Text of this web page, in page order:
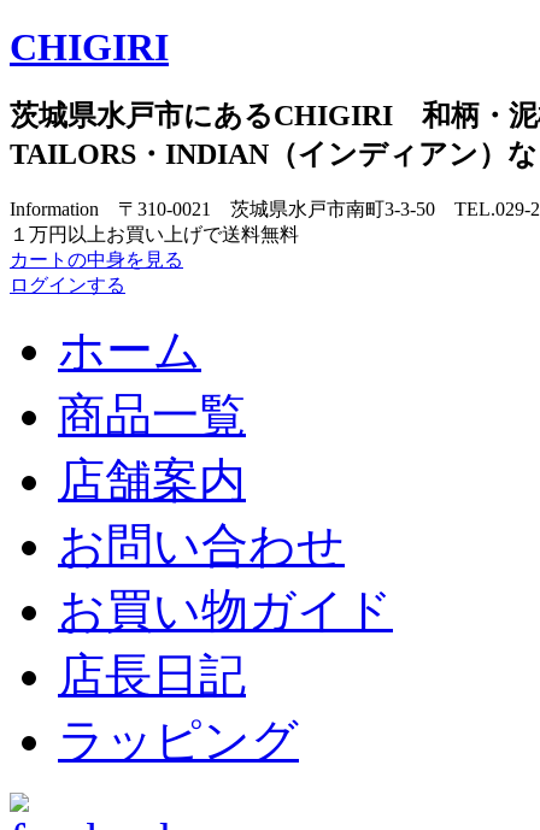
CHIGIRI
茨城県水戸市にあるCHIGIRI 和柄・泥
TAILORS・INDIAN（インディアン）
Information 〒310-0021 茨城県水戸市南町3-3-50 TEL.029-
１万円以上お買い上げで送料無料
カートの中身を見る
ログインする
ホーム
商品一覧
店舗案内
お問い合わせ
お買い物ガイド
店長日記
ラッピング